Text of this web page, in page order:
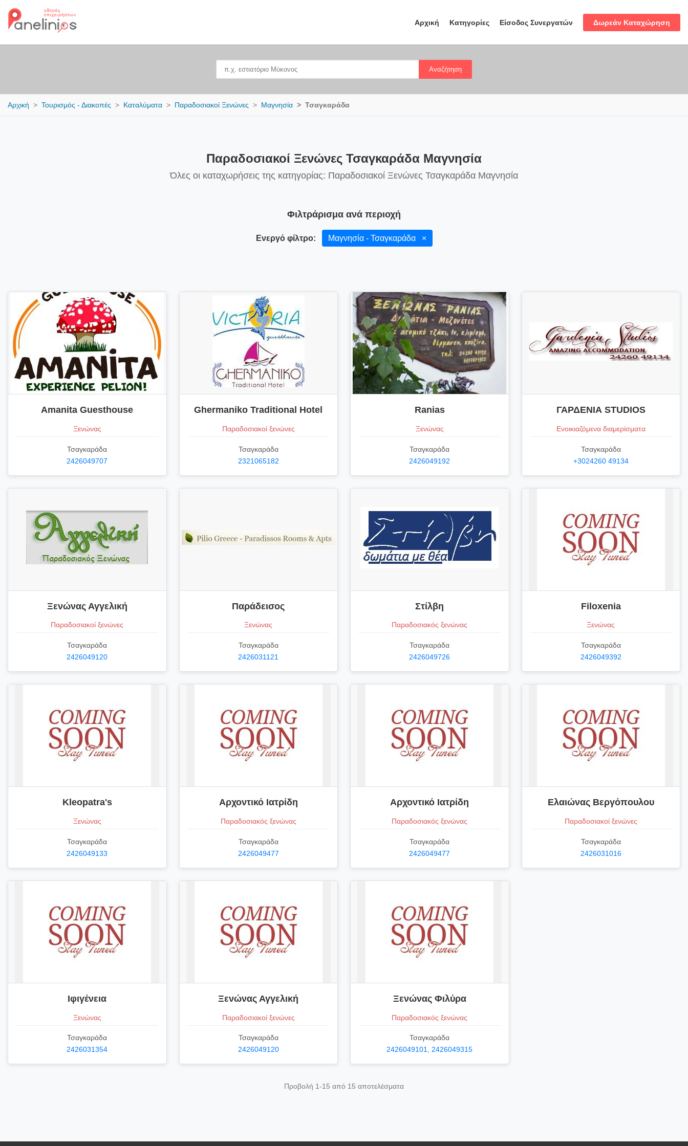
Αρχική Κατηγορίες Είσοδος Συνεργατών Δωρεάν Καταχώρηση
Αναζήτηση
Αρχική Τουρισμός - Διακοπές Καταλύματα Παραδοσιακοί Ξενώνες Μαγνησία Τσαγκαράδα
Παραδοσιακοί Ξενώνες Τσαγκαράδα Μαγνησία
Όλες οι καταχωρήσεις της κατηγορίας: Παραδοσιακοί Ξενώνες Τσαγκαράδα Μαγνησία
Φιλτράρισμα ανά περιοχή
Ενεργό φίλτρο: Μαγνησία - Τσαγκαράδα ×
Amanita Guesthouse
Ξενώνας
Τσαγκαράδα
2426049707
Ghermaniko Traditional Hotel
Παραδοσιακοί ξενώνες
Τσαγκαράδα
2321065182
Ranias
Ξενώνας
Τσαγκαράδα
2426049192
ΓΑΡΔΕΝΙΑ STUDIOS
Ενοικιαζόμενα διαμερίσματα
Τσαγκαράδα
+3024260 49134
Ξενώνας Αγγελική
Παραδοσιακοί ξενώνες
Τσαγκαράδα
2426049120
Παράδεισος
Ξενώνας
Τσαγκαράδα
2426031121
Στίλβη
Παραδοσιακός ξενώνας
Τσαγκαράδα
2426049726
Filoxenia
Ξενώνας
Τσαγκαράδα
2426049392
Kleopatra's
Ξενώνας
Τσαγκαράδα
2426049133
Αρχοντικό Ιατρίδη
Παραδοσιακός ξενώνας
Τσαγκαράδα
2426049477
Αρχοντικό Ιατρίδη
Παραδοσιακός ξενώνας
Τσαγκαράδα
2426049477
Ελαιώνας Βεργόπουλου
Παραδοσιακοί ξενώνες
Τσαγκαράδα
2426031016
Ιφιγένεια
Ξενώνας
Τσαγκαράδα
2426031354
Ξενώνας Αγγελική
Παραδοσιακοί ξενώνες
Τσαγκαράδα
2426049120
Ξενώνας Φιλύρα
Παραδοσιακός ξενώνας
Τσαγκαράδα
2426049101, 2426049315
Προβολή 1-15 από 15 αποτελέσματα